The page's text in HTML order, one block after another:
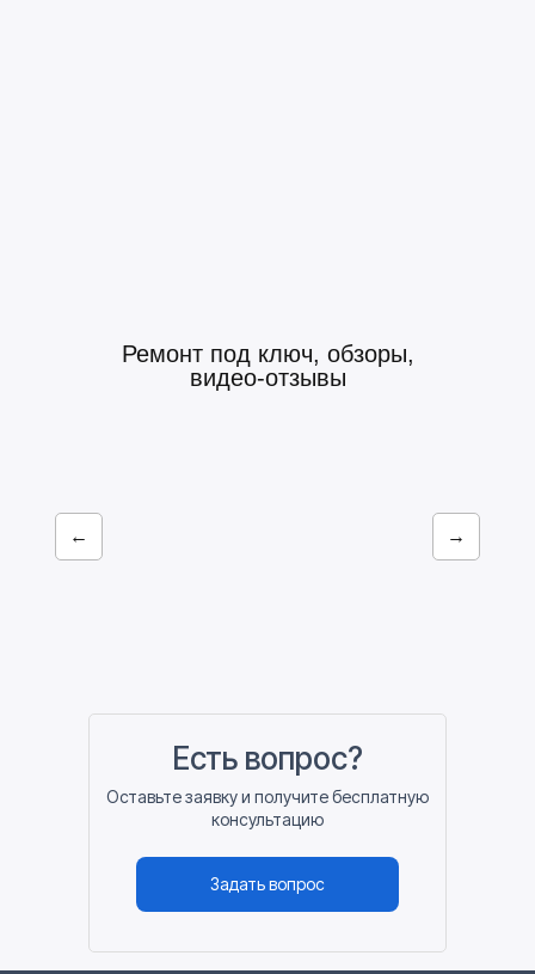
Ремонт под ключ, обзоры,
видео-отзывы
← →
Есть вопрос?
Оставьте заявку и получите бесплатную
консультацию
Задать вопрос